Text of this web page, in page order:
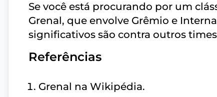
Se você está procurando por um
Grenal, que envolve Grêmio e
significativos são contra outros
Referências
Grenal na Wikipédia.